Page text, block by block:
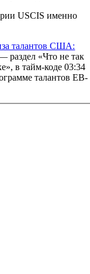
USCIS именно
талантов США:
раздел «Что не так
в тайм-коде 03:34
талантов EB-